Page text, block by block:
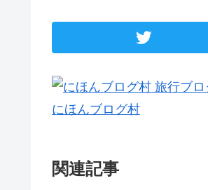
にほんブログ村
関連記事